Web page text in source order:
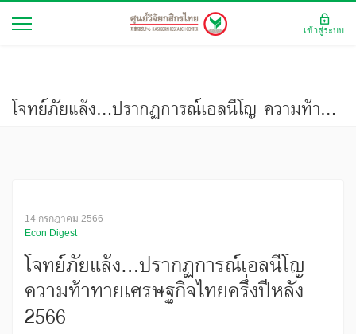
โจทย์ภัยแล้ง...ปรากฏการณ์เอลนีโญ ความท้าทายเศรษฐกิจไทยครึ่งปีหลัง 2566
14 กรกฎาคม 2566
Econ Digest
โจทย์ภัยแล้ง...ปรากฏการณ์เอลนีโญ
ความท้าทายเศรษฐกิจไทยครึ่งปีหลัง
2566
เข้าสู่ระบบ